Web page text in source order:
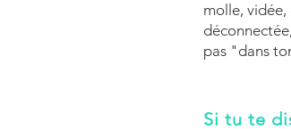
molle,
pas "dans
Si tu te